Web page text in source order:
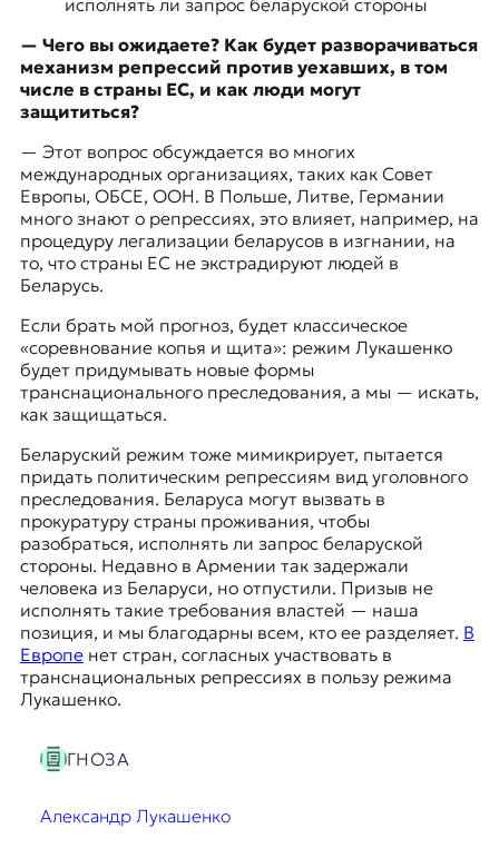
исполнять ли запрос беларуской стороны
— Чего вы ожидаете? Как будет разворачиваться
механизм репрессий против уехавших, в том
числе в страны ЕС, и как люди могут
защититься?
— Этот вопрос обсуждается во многих
международных организациях, таких как Совет
Европы, ОБСЕ, ООН. В Польше, Литве, Германии
много знают о репрессиях, это влияет, например, на
процедуру легализации беларусов в изгнании, на
то, что страны ЕС не экстрадируют людей в
Беларусь.
Если брать мой прогноз, будет классическое
«соревнование копья и щита»: режим Лукашенко
будет придумывать новые формы
транснационального преследования, а мы — искать,
как защищаться.
Беларуский режим тоже мимикрирует, пытается
придать политическим репрессиям вид уголовного
преследования. Беларуса могут вызвать в
прокуратуру страны проживания, чтобы
разобраться, исполнять ли запрос беларуской
стороны. Недавно в Армении так задержали
человека из Беларуси, но отпустили. Призыв не
исполнять такие требования властей — наша
позиция, и мы благодарны всем, кто ее разделяет. В
Европенет стран, согласных участвовать в
транснациональных репрессиях в пользу режима
Лукашенко.
ГНОЗА
Александр Лукашенко